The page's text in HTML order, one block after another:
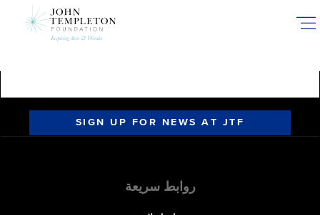
SIGN UP FOR NEWS AT JTF
روابط سريعة